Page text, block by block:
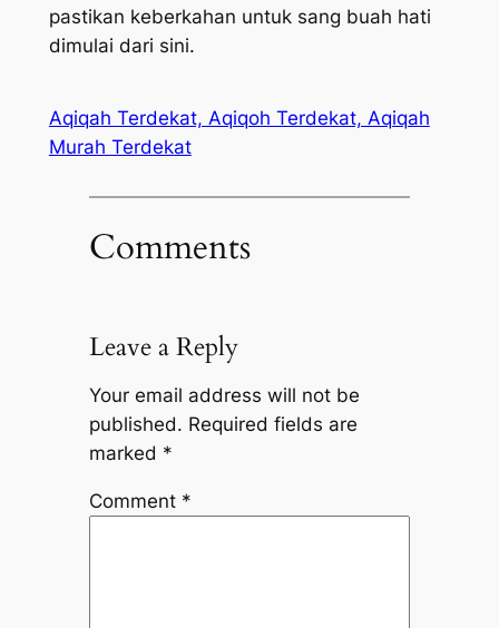
pastikan keberkahan untuk sang buah hati
dimulai dari sini.
Aqiqah Terdekat, Aqiqoh Terdekat, Aqiqah
Murah Terdekat
Comments
Leave a Reply
Your email address will not be
published. Required fields are
marked *
Comment *